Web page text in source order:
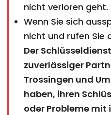
nicht verloren geht.
Wenn Sie sich
nicht und rufen Sie
Der
zuverlässiger
Trossingen und
haben, ihren
oder Probleme mit